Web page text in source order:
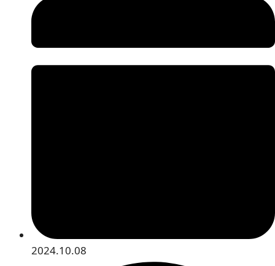
2024.10.08